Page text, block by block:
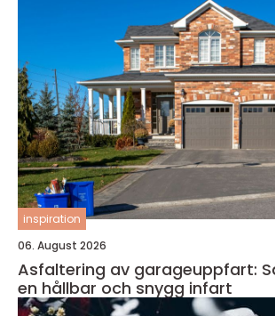
inspiration
06. August 2026
Asfaltering av garageuppfart:
en hållbar och snygg infart